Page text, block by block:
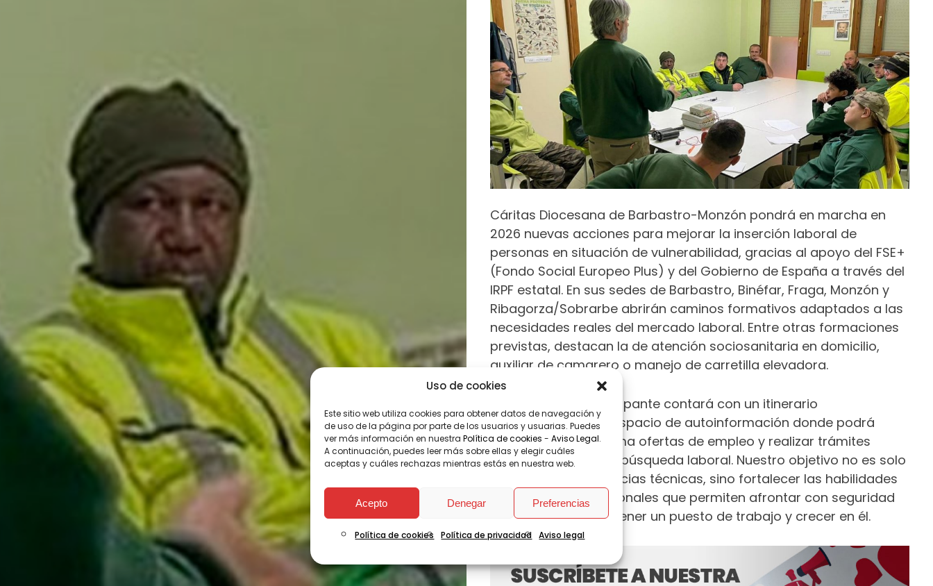
Uso de cookies
Este sitio web utiliza cookies para obtener datos de navegación y
de uso de la página por parte de los usuarios y usuarias. Puedes
ver más información en nuestra Política de cookies - Aviso Legal.
A continuación, puedes leer más sobre ellas y elegir cuáles
aceptas y cuáles rechazas mientras estás en nuestra web.
Acepto Denegar Preferencias
Política de cookies Política de privacidad Aviso legal
PARA
COGER
IMPULSO
ACCIÓN
SOCIAL
COOPERACIÓN
INTERNACIONAL
VOLUNTARIADO
Cáritas Diocesana de Barbastro-Monzón pondrá en marcha en
2026 nuevas acciones para mejorar la inserción laboral de
personas en situación de vulnerabilidad, gracias al apoyo del FSE+
(Fondo Social Europeo Plus) y del Gobierno de España a través del
IRPF estatal. En sus sedes de Barbastro, Binéfar, Fraga, Monzón y
Ribagorza/Sobrarbe abrirán caminos formativos adaptados a las
necesidades reales del mercado laboral. Entre otras formaciones
previstas, destacan la de atención sociosanitaria en domicilio,
auxiliar de camarero o manejo de carretilla elevadora.
Cada persona participante contará con un itinerario
personalizado y un espacio de autoinformación donde podrá
gestionar por sí misma ofertas de empleo y realizar trámites
relacionados con su búsqueda laboral. Nuestro objetivo no es solo
formar en competencias técnicas, sino fortalecer las habilidades
personales y profesionales que permiten afrontar con seguridad
una entrevista, mantener un puesto de trabajo y crecer en él.